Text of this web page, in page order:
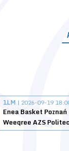
1LM | 2026-09-19
Enea Basket Poznań